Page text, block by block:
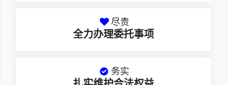
尽责
全力办理委托事项
务实